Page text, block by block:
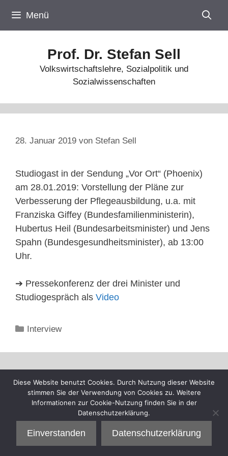
Inhalt
springen
Menü
Prof. Dr. Stefan Sell
Volkswirtschaftslehre, Sozialpolitik und
Sozialwissenschaften
28. Januar 2019 von Stefan Sell
Studiogast in der Sendung „Vor Ort“ (Phoenix)
am 28.01.2019: Vorstellung der Pläne zur
Verbesserung der Pflegeausbildung, u.a. mit
Franziska Giffey (Bundesfamilienministerin),
Hubertus Heil (Bundesarbeitsminister) und Jens
Spahn (Bundesgesundheitsminister), ab 13:00
Uhr.
➔ Pressekonferenz der drei Minister und
Studiogespräch als Video
Kategorien
Interview
Diese Website benutzt Cookies. Durch Nutzung dieser Website
stimmen Sie der Verwendung von Cookies zu. Weitere
Informationen zur Cookie-Nutzung finden Sie in der
Datenschutzerklärung.
Einverstanden Datenschutzerklärung